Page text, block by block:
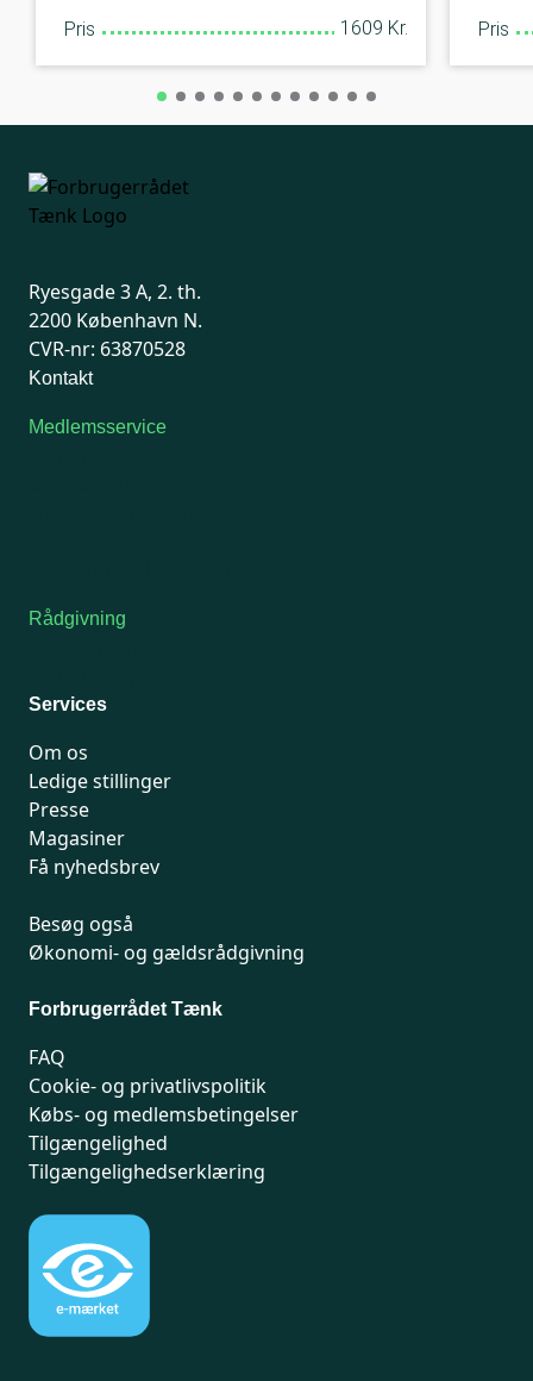
Pris 1609 Kr. Pris
Ryesgade 3 A, 2. th.
2200 København N.
CVR-nr: 63870528
Kontakt
Medlemsservice
Rådgivning
Services
Om os
Ledige stillinger
Presse
Magasiner
Få nyhedsbrev
Besøg også
Økonomi- og gældsrådgivning
Forbrugerrådet Tænk
FAQ
Cookie- og privatlivspolitik
Købs- og medlemsbetingelser
Tilgængelighed
Tilgængelighedserklæring